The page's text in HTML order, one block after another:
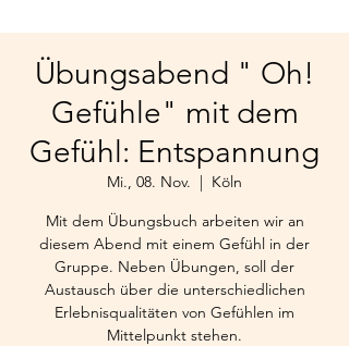
Übungsabend " Oh!
Gefühle" mit dem
Gefühl: Entspannung
Mi., 08. Nov.
  |
Köln
Mit dem Übungsbuch arbeiten wir an
diesem Abend mit einem Gefühl in der
Gruppe. Neben Übungen, soll der
Austausch über die unterschiedlichen
Erlebnisqualitäten von Gefühlen im
Mittelpunkt stehen.